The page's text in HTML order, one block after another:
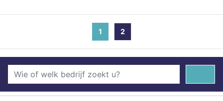
1 (current)
2